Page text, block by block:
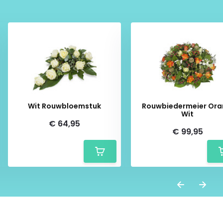
Wit Rouwbloemstuk
€ 64,95
Rouwbiedermeier
Wit
€ 99,95